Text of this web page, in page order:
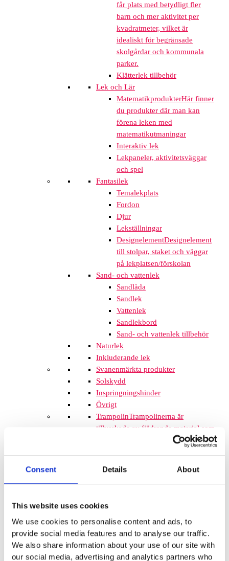
Consent Details About
This website uses cookies
We use cookies to personalise content and ads, to
provide social media features and to analyse our traffic.
We also share information about your use of our site with
our social media, advertising and analytics partners who
får plats med betydligt fler
barn och mer aktivitet per
kvadratmeter, vilket är
idealiskt för begränsade
skolgårdar och kommunala
parker.
Klätterlek tillbehör
Lek och Lär
MatematikprodukterHär finner
du produkter där man kan
förena leken med
matematikutmaningar
Interaktiv lek
Lekpaneler, aktivitetsväggar
och spel
Fantasilek
Temalekplats
Fordon
Djur
Lekställningar
DesignelementDesignelement
till stolpar, staket och väggar
på lekplatsen/förskolan
Sand- och vattenlek
Sandlåda
Sandlek
Vattenlek
Sandlekbord
Sand- och vattenlek tillbehör
Naturlek
Inkluderande lek
Svanenmärkta produkter
Solskydd
Inspringningshinder
Övrigt
TrampolinTrampolinerna är
tillverkade av fjädrande material som
gör att barnen kan hoppa högt. Att
som de flesta barnen uppskattar. De
tar inte mycket plats och de fälls ner
monteras mellan lekplatsutrustning
där det finns lediga ytor. När barnen
springer mellan klätterställningar och
FALLSKYDD & UNDERLAG
Fallskyddsmattor